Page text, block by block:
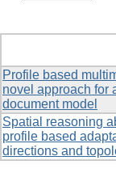
Profile based
novel approach for
document model
Spatial reasoning
profile based
directions and